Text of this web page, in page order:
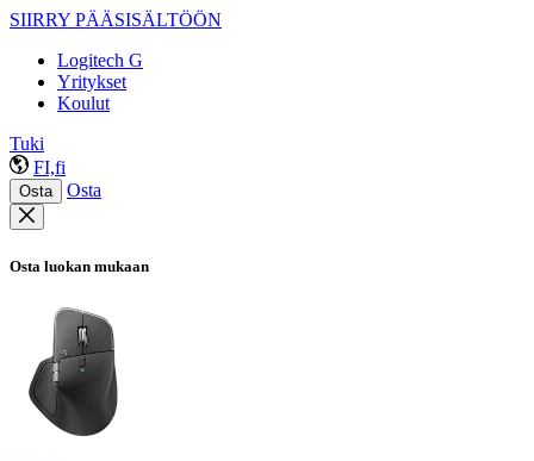
SIIRRY PÄÄSISÄLTÖÖN
Logitech G
Yritykset
Koulut
Tuki
FI,fi
Osta Osta
Osta luokan mukaan